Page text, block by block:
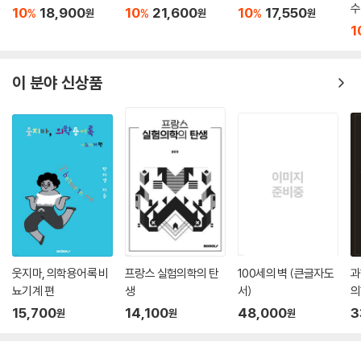
10% 18,900원 10% 21,600원 10% 17,550원
이 분야 신상품
웃지마, 의학용어록 비
뇨기계 편
15,700원
프랑스 실험의학의 탄
생
14,100원
100세의 벽 (큰글자도
서)
48,000원